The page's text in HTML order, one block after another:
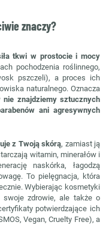
znaczy?
tkwi w prostocie i mocy
pochodzenia roślinnego,
pszczeli), a proces ich
naturalnego. Oznacza
nie znajdziemy sztucznych
ani agresywnych
z Twoją skórą, zamiast ją
witamin, minerałów i
naskórka, łagodzą
To pielęgnacja, która
Wybierając kosmetyki
zdrowie, ale także o
potwierdzające ich
Vegan, Cruelty Free), a